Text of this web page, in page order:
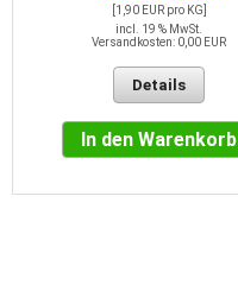
[1,90 EUR pro KG]
incl. 19 % MwSt.
Versandkosten: 0,00 EUR
Details
In den Warenkorb